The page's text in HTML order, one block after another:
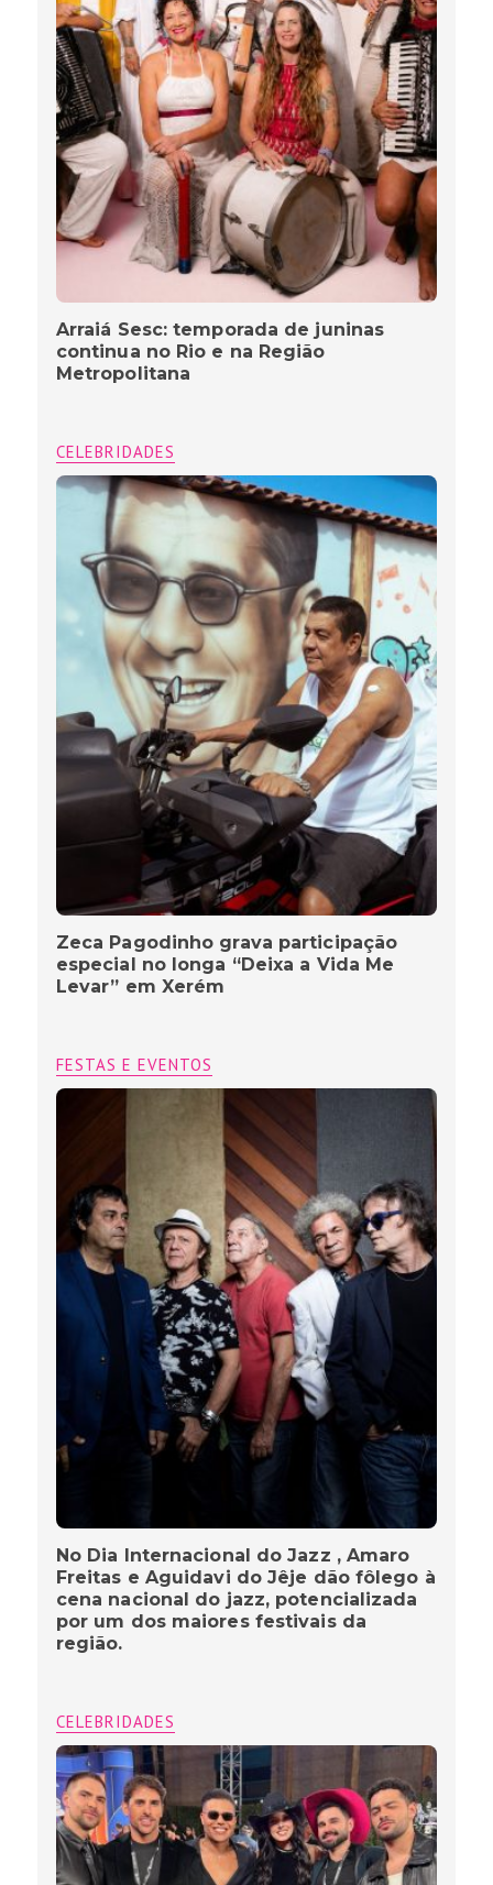
Arraiá Sesc: temporada de juninas
continua no Rio e na Região
Metropolitana
CELEBRIDADES
Zeca Pagodinho grava participação
especial no longa “Deixa a Vida Me
Levar” em Xerém
FESTAS E EVENTOS
No Dia Internacional do Jazz , Amaro
Freitas e Aguidavi do Jêje dão fôlego à
cena nacional do jazz, potencializada
por um dos maiores festivais da
região.
CELEBRIDADES